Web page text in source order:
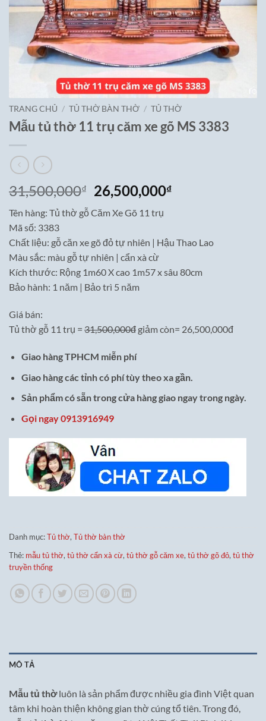
TRANG CHỦ / TỦ THỜ BÀN THỜ / TỦ THỜ
Mẫu tủ thờ 11 trụ căm xe gõ MS 3383
31,500,000₫
Giá
gốc
là:
26,500,000₫Giá
26,500,000₫.
Tên hàng: Tủ thờ gỗ Căm Xe Gõ 11 trụ
Mã số: 3383
Chất liệu: gỗ căn xe gõ đỏ tự nhiên | Hậu Thao Lao
Màu sắc: màu gỗ tự nhiên | cẩn xà cừ
Kích thước: Rộng 1m60 X cao 1m57 x sâu 80cm
Bảo hành: 1 năm | Bảo trì 5 năm
Giá bán:
Tủ thờ gỗ 11 trụ = 31,500,000đ giảm còn= 26,500,000đ
Giao hàng TPHCM miễn phí
Giao hàng các tỉnh có phí tùy theo xa gần.
Sản phẩm có sẵn trong cửa hàng giao ngay trong ngày.
Gọi ngay 0913916949
Danh mục:Tủ thờ, Tủ thờ bàn thờ
Thẻ: mẫu tủ thờ, tủ thờ cẩn xà cừ, tủ thờ gỗ căm xe, tủ thờ gõ đỏ, tủ thờ
truyền thống
MÔ TẢ
Mẫu tủ thờluôn là sản phẩm được nhiều gia đình Việt quan
tâm khi hoàn thiện không gian thờ cúng tổ tiên. Trong đó,